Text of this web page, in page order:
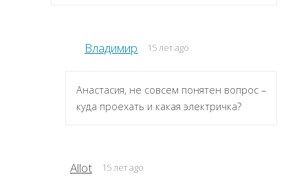
Владимир 15 лет ago
Анастасия, не совсем понятен вопрос –
куда проехать и какая электричка?
Allot 15 лет ago